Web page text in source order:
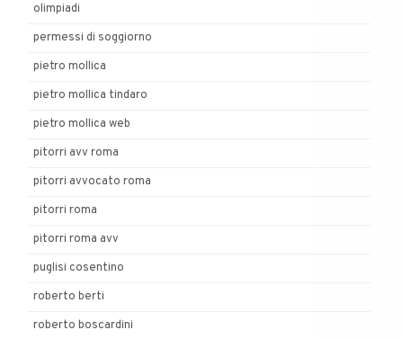
olimpiadi
permessi di soggiorno
pietro mollica
pietro mollica tindaro
pietro mollica web
pitorri avv roma
pitorri avvocato roma
pitorri roma
pitorri roma avv
puglisi cosentino
roberto berti
roberto boscardini